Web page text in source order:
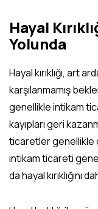
Hayal
Yolunda
Hayal kırıklığı, art
karşılanmamış
genellikle intikam
kayıpları geri
ticaretler genellikle
intikam ticareti
da hayal kırıklığını